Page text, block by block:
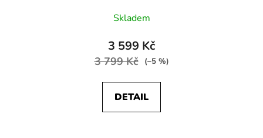
Skladem
3 599 Kč
3 799 Kč (–5 %)
DETAIL